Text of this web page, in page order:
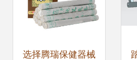
选择腾瑞保健器械